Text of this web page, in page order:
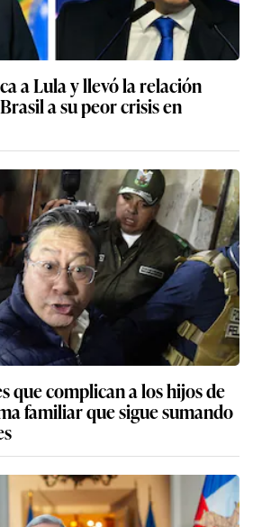
a Lula y llevó la relación
a su peor crisis en
que complican a los hijos de
familiar que sigue sumando